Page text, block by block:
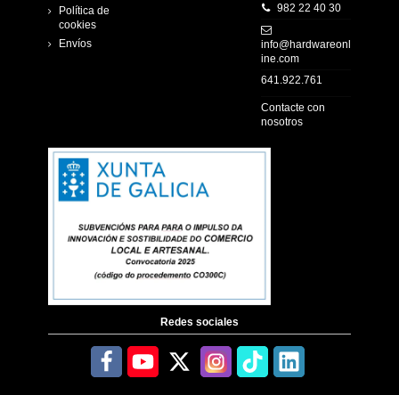
Política de
cookies
Envíos
982 22 40 30
info@hardwareonl
ine.com
641.922.761
Contacte con
nosotros
Redes sociales